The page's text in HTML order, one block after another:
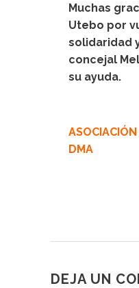
Muchas
Utebo por
solidaridad
concejal
su ayuda.
DMA
DEJA UN